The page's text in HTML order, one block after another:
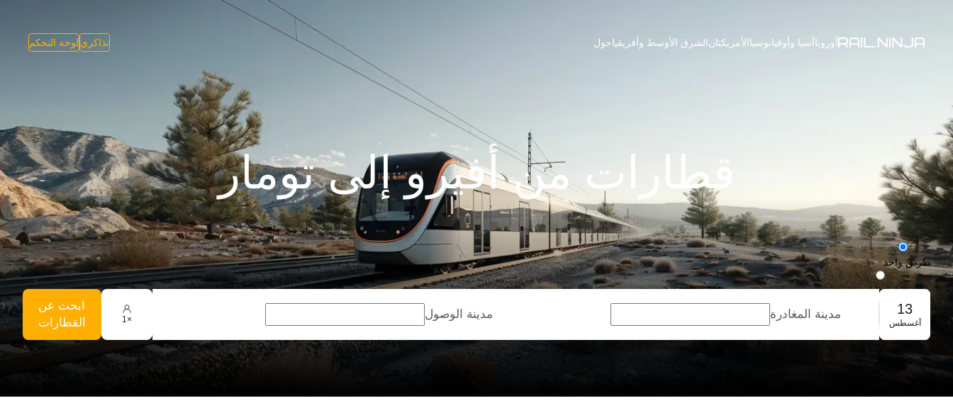
أوروبا آسيا وأوقيانوسيا الأمريكتان الشرق الأوسط وأفريقياحول تذاكري لوحة التحكم
قطارات من أفيرو إلى تومار
طريق واحد
رحلة ذهاب وإياب
الحجز الجماعي
13
أغسطس
مدينة المغادرة مدينة الوصول ×
1
ابحث عن
القطارات